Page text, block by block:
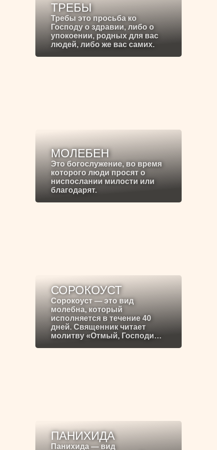
ТРЕБЫ
Требы это просьба ко
Господу о здравии, либо о
упокоении, родных для вас
людей, либо же вас самих.
МОЛЕБЕН
Это богослужение, во время
которого люди просят о
ниспослании милости или
благодарят.
СОРОКОУСТ
Сорокоуст — это вид
молебна, который
исполняется в течение 40
дней. Священник читает
молитву «Отмый, Господи…
ПАНИХИДА
Панихида — вид